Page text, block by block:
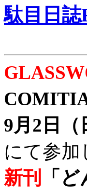
駄目日誌
9月2日（
にて参加
新刊
「